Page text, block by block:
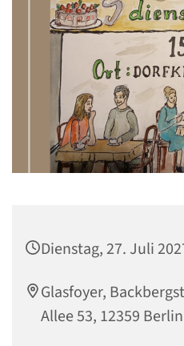
Dienstag, 27. Juli
Glasfoyer,
Allee 53, 12359 Berlin